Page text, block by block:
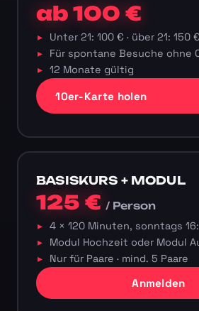
ab 100 €
Unter 21: 100 € · über 21: 150 €
Für spontane Besuche ohne
12 Monate gültig
10er-Karte holen
BASISKURS + MODUL
125 €/ Person
4 × 120 Minuten, sonntags
Modul Hochzeit oder Modul
Nur für Paare · mind. 5 Paare
Anmelden